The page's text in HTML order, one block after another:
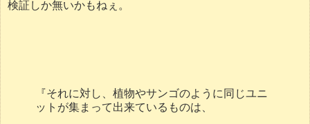
検証しか無いかもねぇ。
『それに対し、植物やサンゴのように同じユニ
ットが集まって出来ているものは、